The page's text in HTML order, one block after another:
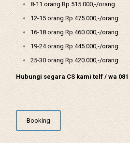
8-11 orang Rp.515.000,-/orang
12-15 orang Rp.475.000,-/orang
16-18 orang Rp.460.000,-/orang
19-24 orang Rp.445.000,-/orang
25-30 orang Rp.420.000,-/orang
Hubungi segara CS kami telf / wa 081
Booking